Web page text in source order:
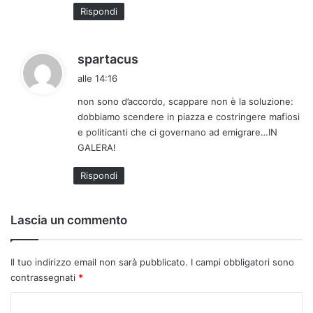
Rispondi
spartacus
e
t
t
alle 14:16
non sono d’accordo, scappare non è la soluzione:
dobbiamo scendere in piazza e costringere mafiosi
e politicanti che ci governano ad emigrare…IN
GALERA!
Rispondi
Lascia un commento
Il tuo indirizzo email non sarà pubblicato. I campi obbligatori sono
contrassegnati *